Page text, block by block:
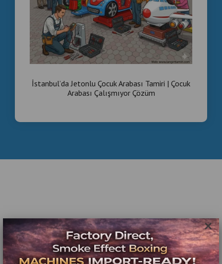
×
İstanbul’da Jetonlu Çocuk Arabası Tamiri | Çocuk
Arabası Çalışmıyor Çözüm